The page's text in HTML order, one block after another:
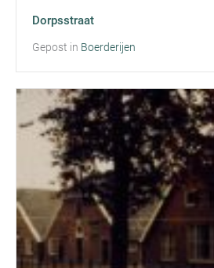
Dorpsstraat
Gepost in Boerderijen